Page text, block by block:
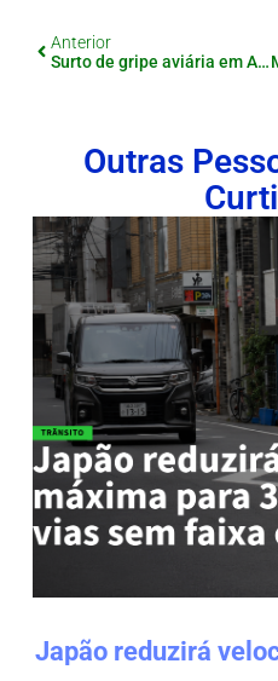
Anterior
Surto de gripe aviária em Aichi, 120 Mil aves serão abatidas para conter o vírus
Outras
Japão reduzirá